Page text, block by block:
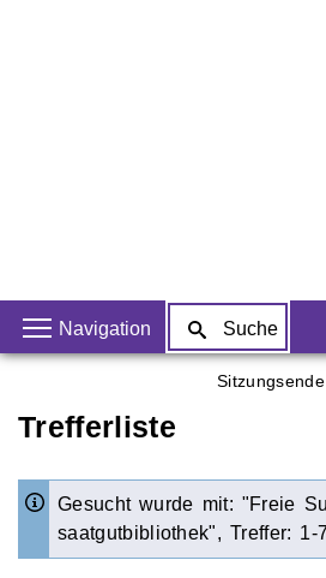
Navigation Suche
Aktuelle Seite:
Trefferliste
Gesucht wurde mit: "Freie
saatgutbibliothek", Treffer: 1-